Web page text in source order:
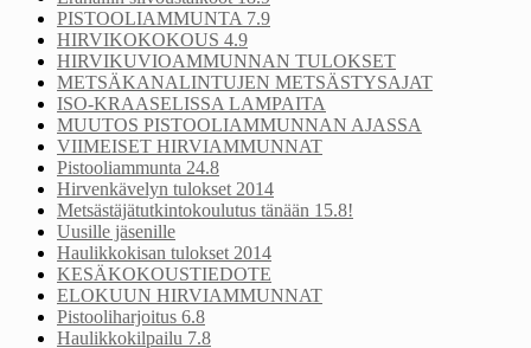
PISTOOLIAMMUNTA 7.9
HIRVIKOKOKOUS 4.9
HIRVIKUVIOAMMUNNAN TULOKSET
METSÄKANALINTUJEN METSÄSTYSAJAT
ISO-KRAASELISSA LAMPAITA
MUUTOS PISTOOLIAMMUNNAN AJASSA
VIIMEISET HIRVIAMMUNNAT
Pistooliammunta 24.8
Hirvenkävelyn tulokset 2014
Metsästäjätutkintokoulutus tänään 15.8!
Uusille jäsenille
Haulikkokisan tulokset 2014
KESÄKOKOUSTIEDOTE
ELOKUUN HIRVIAMMUNNAT
Pistooliharjoitus 6.8
Haulikkokilpailu 7.8